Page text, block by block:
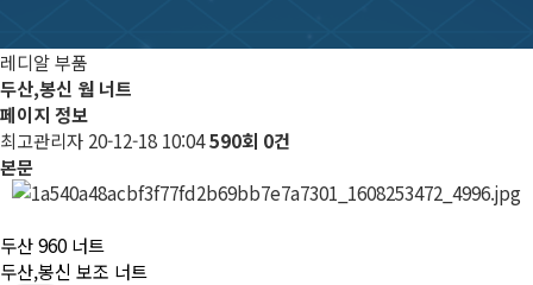
레디알 부품
두산,봉신 웜 너트
페이지 정보
최고관리자 20-12-18 10:04590회 0건
본문
두산 960 너트
두산,봉신 보조 너트